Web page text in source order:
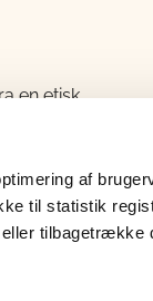
af
til statistik
tilbagetrække
en etisk
Rådet
sig
støtte.